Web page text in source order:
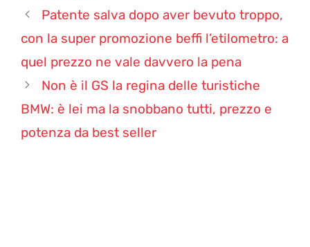
Patente salva dopo aver bevuto troppo,
con la super promozione beffi l’etilometro: a
quel prezzo ne vale davvero la pena
Non è il GS la regina delle turistiche
BMW: è lei ma la snobbano tutti, prezzo e
potenza da best seller